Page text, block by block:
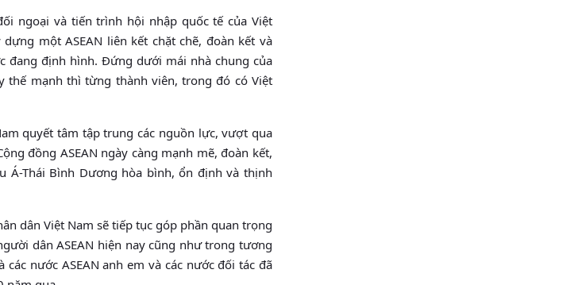
ngoại và tiến trình hội nhập quốc tế của Việt
một ASEAN liên kết chặt chẽ, đoàn kết và
đang định hình. Đứng dưới mái nhà chung của
thế mạnh thì từng thành viên, trong đó có Việt
quyết tâm tập trung các nguồn lực, vượt qua
đồng ASEAN ngày càng mạnh mẽ, đoàn kết,
Á-Thái Bình Dương hòa bình, ổn định và thịnh
dân Việt Nam sẽ tiếp tục góp phần quan trọng
dân ASEAN hiện nay cũng như trong tương
nước ASEAN anh em và các nước đối tác đã